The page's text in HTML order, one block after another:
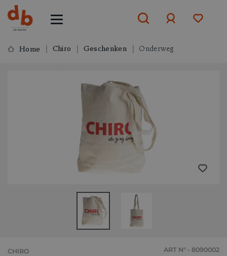
aanmelden
Home Chiro Geschenken Onderweg
CHIRO ART N° - 8090002